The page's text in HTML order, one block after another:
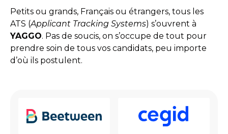
Petits ou grands, Français ou étrangers, tous les
ATS (Applicant Tracking Systems) s’ouvrent à
YAGGO. Pas de soucis, on s’occupe de tout pour
prendre soin de tous vos candidats, peu importe
d’où ils postulent.